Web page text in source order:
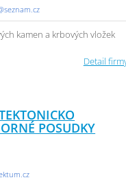
kamen a krbových vložek
Detail
POSUDKY